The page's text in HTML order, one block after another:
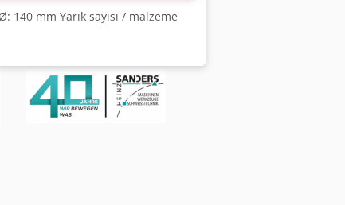
140 mm Yarık sayısı / malzeme